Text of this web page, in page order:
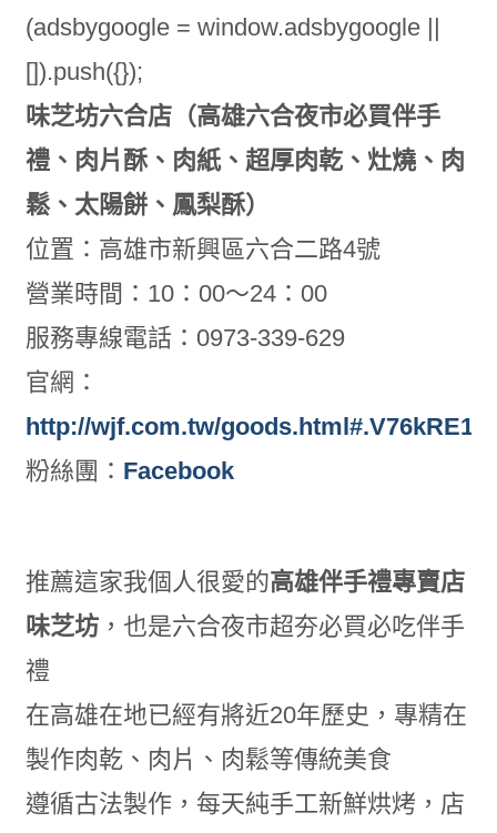
(adsbygoogle = window.adsbygoogle ||
[]).push({});
味芝坊六合店（高雄六合夜市必買伴手
禮、肉片酥、肉紙、超厚肉乾、灶燒、肉
鬆、太陽餅、鳳梨酥）
位置：高雄市新興區六合二路4號
營業時間：10：00～24：00
服務專線電話：0973-339-629
官網：
http://wjf.com.tw/
粉絲團： Facebook
推薦這家我個人很愛的高雄伴手禮專賣店
味芝坊，也是六合夜市超夯必買必吃伴手
禮
在高雄在地已經有將近20年歷史，專精在
製作肉乾、肉片、肉鬆等傳統美食
遵循古法製作，每天純手工新鮮烘烤，店